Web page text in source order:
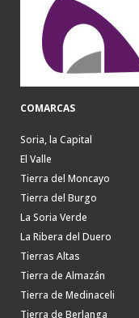
COMARCAS
Soria, la Capital
El Valle
Tierra del Moncayo
Tierra del Burgo
La Soria Verde
La Ribera del Duero
Tierras Altas
Tierra de Almazán
Tierra de Medinaceli
Tierra de Berlanga